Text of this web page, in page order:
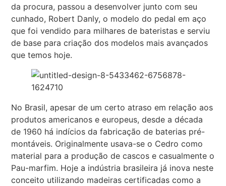
da procura, passou a desenvolver junto com seu
cunhado, Robert Danly, o modelo do pedal em aço
que foi vendido para milhares de bateristas e serviu
de base para criação dos modelos mais avançados
que temos hoje.
No Brasil, apesar de um certo atraso em relação aos
produtos americanos e europeus, desde a década
de 1960 há indícios da fabricação de baterias pré-
montáveis. Originalmente usava-se o Cedro como
material para a produção de cascos e casualmente o
Pau-marfim. Hoje a indústria brasileira já inova neste
conceito utilizando madeiras certificadas como a